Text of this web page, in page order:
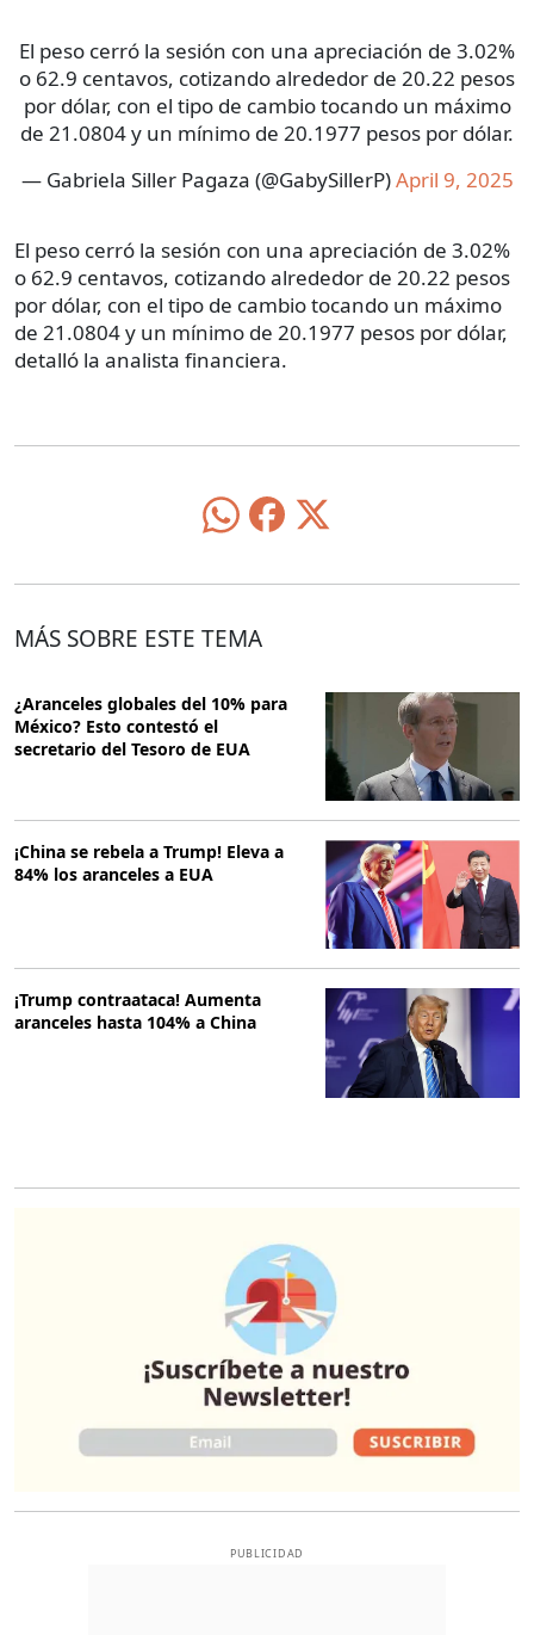
El peso cerró la sesión con una apreciación de 3.02%
o 62.9 centavos, cotizando alrededor de 20.22 pesos
por dólar, con el tipo de cambio tocando un máximo
de 21.0804 y un mínimo de 20.1977 pesos por dólar.
— Gabriela Siller Pagaza (@GabySillerP)April 9, 2025
El peso cerró la sesión con una apreciación de 3.02%
o 62.9 centavos, cotizando alrededor de 20.22 pesos
por dólar, con el tipo de cambio tocando un máximo
de 21.0804 y un mínimo de 20.1977 pesos por dólar,
detalló la analista financiera.
MÁS SOBRE ESTE TEMA
¿Aranceles globales del 10% para
México? Esto contestó el
secretario del Tesoro de EUA
¡China se rebela a Trump! Eleva a
84% los aranceles a EUA
¡Trump contraataca! Aumenta
aranceles hasta 104% a China
PUBLICIDAD